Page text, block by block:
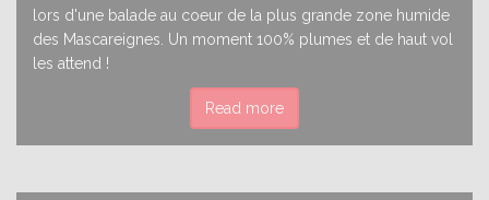
lors d'une balade au coeur de la plus grande zone humide
des Mascareignes. Un moment 100% plumes et de haut vol
les attend !
Read more